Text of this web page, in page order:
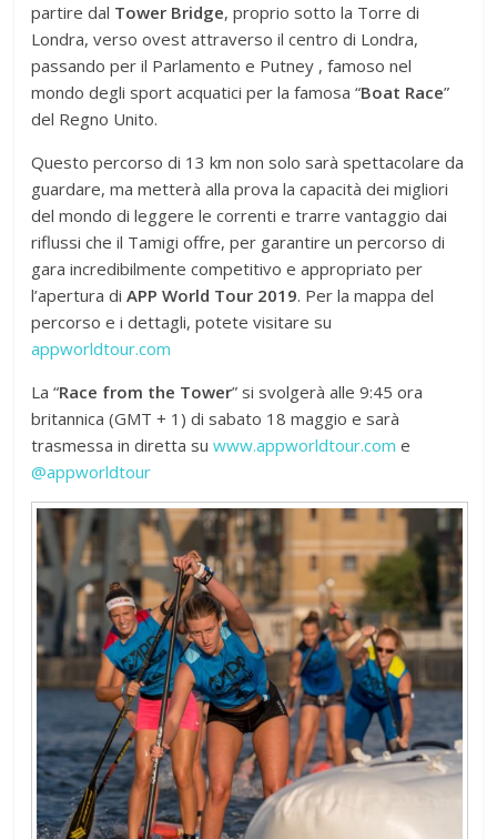
partire dal Tower Bridge, proprio sotto la Torre di
Londra, verso ovest attraverso il centro di Londra,
passando per il Parlamento e Putney , famoso nel
mondo degli sport acquatici per la famosa “Boat Race”
del Regno Unito.
Questo percorso di 13 km non solo sarà spettacolare da
guardare, ma metterà alla prova la capacità dei migliori
del mondo di leggere le correnti e trarre vantaggio dai
riflussi che il Tamigi offre, per garantire un percorso di
gara incredibilmente competitivo e appropriato per
l’apertura diAPP World Tour 2019. Per la mappa del
percorso e i dettagli, potete visitare su
appworldtour.com
La “Race from the Tower” si svolgerà alle 9:45 ora
britannica (GMT + 1) di sabato 18 maggio e sarà
trasmessa in diretta suwww.appworldtour.com e
@appworldtour